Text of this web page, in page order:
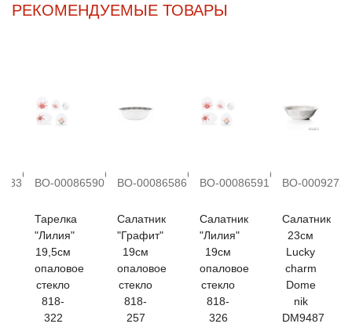
РЕКОМЕНДУЕМЫЕ ТОВАРЫ
более
10 шт.
ВО-00086590
более
10 шт.
Тарелка
"Лилия"
19,5см
опаловое
стекло
818-
322
ВО-00086586
более
10 шт.
Салатник
"Графит"
19см
опаловое
стекло
818-
257
ВО-00086591
более
10 шт.
Салатник
"Лилия"
19см
опаловое
стекло
818-
326
ВО-00092726
Салатник
23см
Lucky
charm
Dome
nik
DM9487